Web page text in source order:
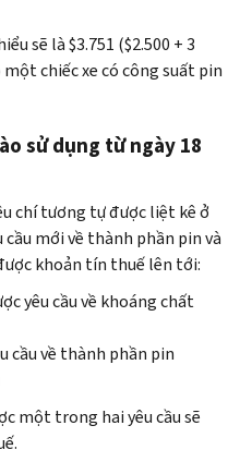
sẽ là $3.751 ($2.500 + 3
chiếc xe có công suất pin
sử dụng từ ngày 18
chí tương tự được liệt kê ở
mới về thành phần pin và
khoản tín thuế lên tới:
yêu cầu về khoáng chất
cầu về thành phần pin
một trong hai yêu cầu sẽ